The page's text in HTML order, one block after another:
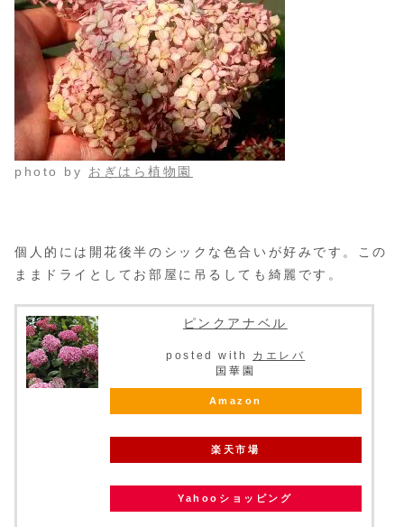
photo by おぎはら植物園
個人的には開花後半のシックな色合いが好みです。この
ままドライとしてお部屋に吊るしても綺麗です。
ピンクアナベル
posted with カエレバ
国華園
Amazon
楽天市場
Yahooショッピング